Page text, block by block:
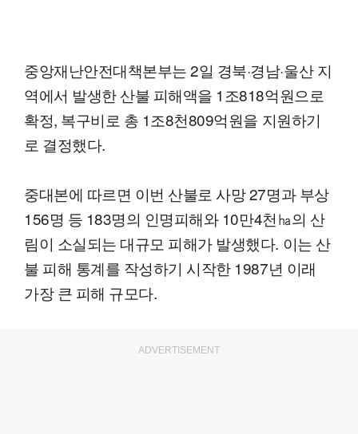
중앙재난안전대책본부는 2일 경북·경남·울산 지
역에서 발생한 산불 피해액을 1조818억원으로
확정, 복구비로 총 1조8천809억원을 지원하기
로 결정했다.
중대본에 따르면 이번 산불로 사망 27명과 부상
156명 등 183명의 인명피해와 10만4천㏊의 산
림이 소실되는 대규모 피해가 발생했다. 이는 산
불 피해 통계를 작성하기 시작한 1987년 이래
가장 큰 피해 규모다.
ADVERTISEMENT